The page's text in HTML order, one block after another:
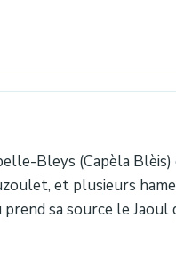
Bleys (Capèla
et plusieurs
prend sa source le